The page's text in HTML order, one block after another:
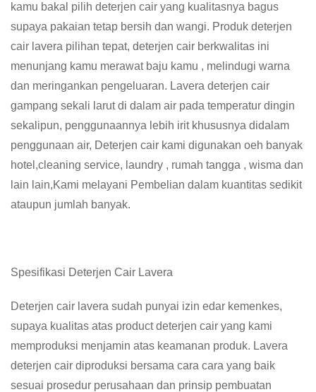
kamu bakal pilih deterjen cair yang kualitasnya bagus
supaya pakaian tetap bersih dan wangi. Produk deterjen
cair lavera pilihan tepat, deterjen cair berkwalitas ini
menunjang kamu merawat baju kamu , melindugi warna
dan meringankan pengeluaran. Lavera deterjen cair
gampang sekali larut di dalam air pada temperatur dingin
sekalipun, penggunaannya lebih irit khususnya didalam
penggunaan air, Deterjen cair kami digunakan oeh banyak
hotel,cleaning service, laundry , rumah tangga , wisma dan
lain lain,Kami melayani Pembelian dalam kuantitas sedikit
ataupun jumlah banyak.
Spesifikasi Deterjen Cair Lavera
Deterjen cair lavera sudah punyai izin edar kemenkes,
supaya kualitas atas product deterjen cair yang kami
memproduksi menjamin atas keamanan produk. Lavera
deterjen cair diproduksi bersama cara cara yang baik
sesuai prosedur perusahaan dan prinsip pembuatan